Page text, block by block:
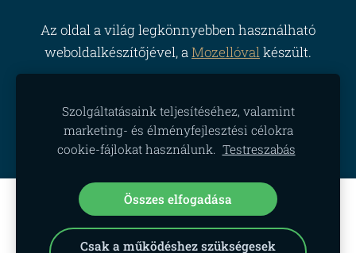
Az oldal a világ legkönnyebben használható
weboldalkészítőjével, aMozellóvalkészült.
Hozzon létre weboldalt vagy
webáruházat a Mozello segítségével.
Gyorsan, egyszerűen, programozás nélkül.
Szolgáltatásaink teljesítéséhez, valamint
marketing- és élményfejlesztési célokra
cookie-fájlokat használunk. Testreszabás
Összes elfogadása
Csak a működéshez szükségesek